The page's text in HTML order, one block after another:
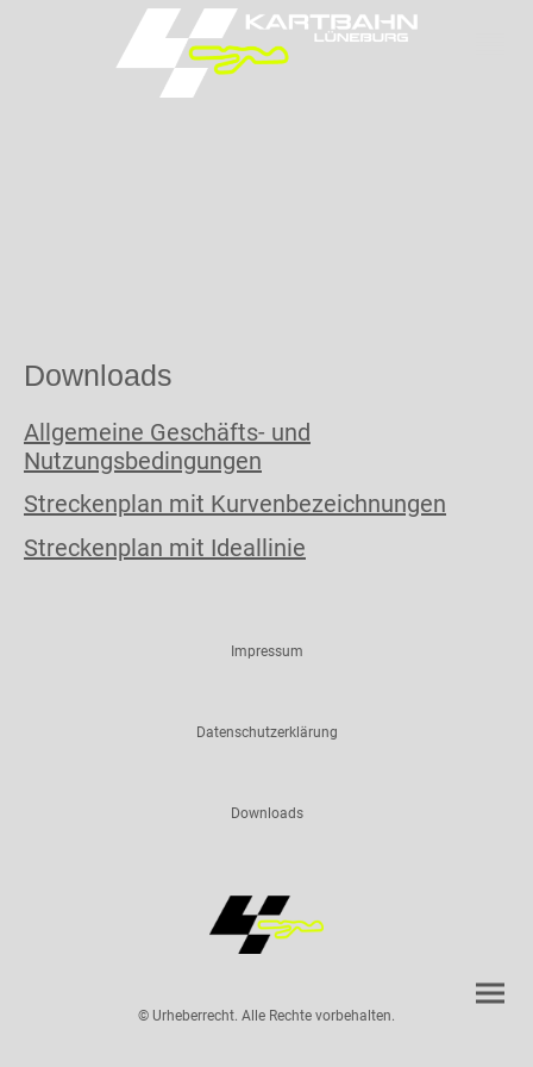
Downloads
Allgemeine Geschäfts- und
Nutzungsbedingungen
Streckenplan mit Kurvenbezeichnungen
Streckenplan mit Ideallinie
Impressum
Datenschutzerklärung
Downloads
© Urheberrecht. Alle Rechte vorbehalten.